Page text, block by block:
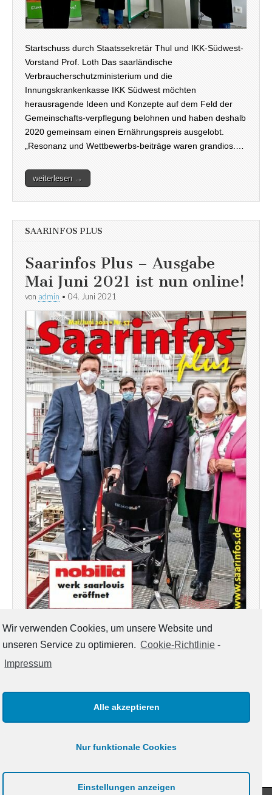
Startschuss durch Staatssekretär Thul und IKK-Südwest-
Vorstand Prof. Loth Das saarländische
Verbraucherschutzministerium und die
Innungskrankenkasse IKK Südwest möchten
herausragende Ideen und Konzepte auf dem Feld der
Gemeinschafts-verpflegung belohnen und haben deshalb
2020 gemeinsam einen Ernährungspreis ausgelobt.
„Resonanz und Wettbewerbs-beiträge waren grandios.…
weiterlesen →
SAARINFOS PLUS
Saarinfos Plus – Ausgabe
Mai Juni 2021 ist nun online!
von admin • 04. Juni 2021
Mit Saarinfos Plus – Ausgabe Mai Juni 2021 – Ihr
Wir verwenden Cookies, um unsere Website und
unseren Service zu optimieren. Cookie-Richtlinie -
Impressum
Alle akzeptieren
Nur funktionale Cookies
Einstellungen anzeigen